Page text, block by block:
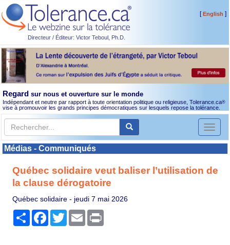
Directeur / Éditeur: Victor Teboul, Ph.D.
[English ]
Regard sur nous et ouverture sur le monde
Indépendant et neutre par rapport à toute orientation politique ou religieuse, Tolerance.ca®
vise à promouvoir les grands principes démocratiques sur lesquels repose la tolérance.
Toggle
Médias - Communiqués
Québec solidaire veut baliser l’utilisation de
la clause dérogatoire
Québec solidaire - jeudi 7 mai 2026
PartagerFacebook
TwitterEmail